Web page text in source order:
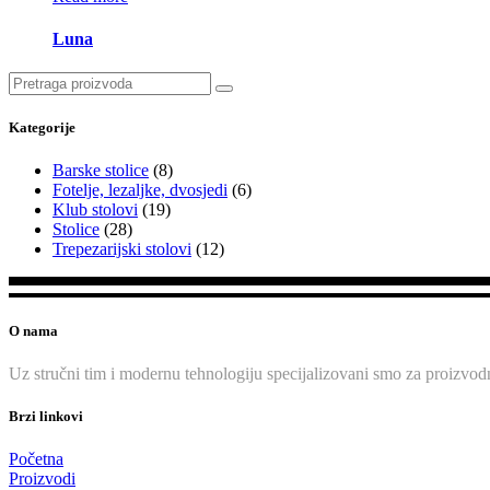
Luna
Search
for:
Kategorije
Barske stolice (8)
Fotelje, lezaljke, dvosjedi (6)
Klub stolovi (19)
Stolice (28)
Trepezarijski stolovi (12)
O nama
Uz stručni tim i modernu tehnologiju specijalizovani smo za
Brzi linkovi
Početna
Proizvodi